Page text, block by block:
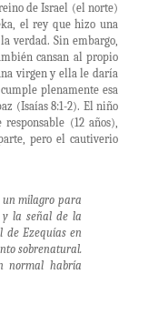
de Israel (el norte)
el rey que hizo una
verdad. Sin embargo,
cansan al propio
virgen y ella le daría
plenamente esa
(Isaías 8:1-2). El niño
(12 años),
pero el cautiverio
un milagro para
la señal de la
de Ezequías en
sobrenatural.
normal habría